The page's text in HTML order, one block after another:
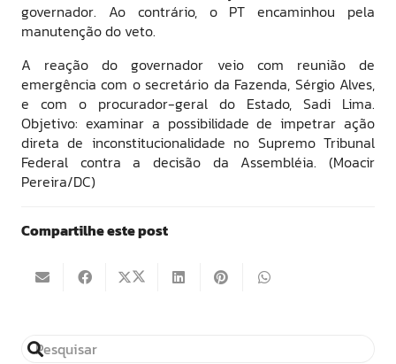
governador. Ao contrário, o PT encaminhou pela
manutenção do veto.
A reação do governador veio com reunião de
emergência com o secretário da Fazenda, Sérgio Alves,
e com o procurador-geral do Estado, Sadi Lima.
Objetivo: examinar a possibilidade de impetrar ação
direta de inconstitucionalidade no Supremo Tribunal
Federal contra a decisão da Assembléia. (Moacir
Pereira/DC)
Compartilhe este post